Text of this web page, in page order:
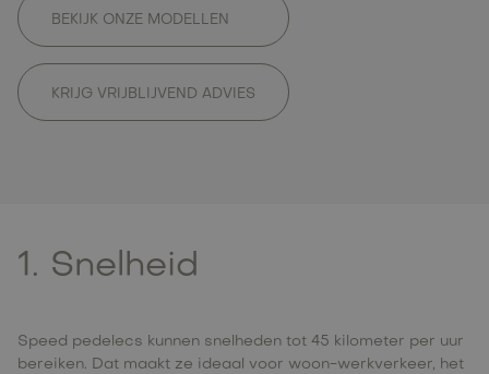
BEKIJK ONZE MODELLEN
KRIJG VRIJBLIJVEND ADVIES
1. Snelheid
Speed pedelecs kunnen snelheden tot 45 kilometer per uur
bereiken. Dat maakt ze ideaal voor woon-werkverkeer, het